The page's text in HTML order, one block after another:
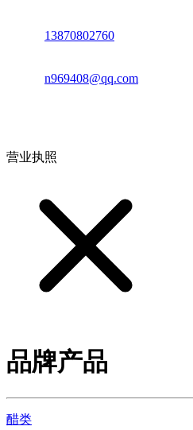
13870802760
n969408@qq.com
营业执照
品牌产品
醋类